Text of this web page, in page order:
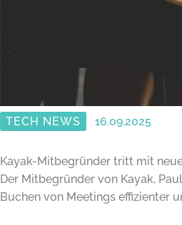
TECH NEWS 16.09.2025
Kayak-Mitbegründer tritt mit
Der Mitbegründer von Kayak,
Buchen von Meetings effizienter